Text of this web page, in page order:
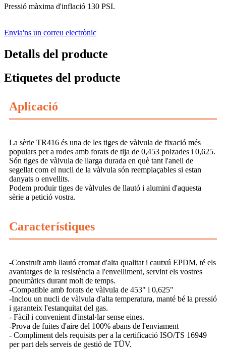
Pressió màxima d'inflació 130 PSI.
Envia'ns un correu electrònic
Detalls del producte
Etiquetes del producte
Aplicació
La sèrie TR416 és una de les tiges de vàlvula de fixació més
populars per a rodes amb forats de tija de 0,453 polzades i 0,625.
Són tiges de vàlvula de llarga durada en què tant l'anell de
segellat com el nucli de la vàlvula són reemplaçables si estan
danyats o envellits.
Podem produir tiges de vàlvules de llautó i alumini d'aquesta
sèrie a petició vostra.
Característiques
-Construït amb llautó cromat d'alta qualitat i cautxú EPDM, té els
avantatges de la resistència a l'envelliment, servint els vostres
pneumàtics durant molt de temps.
-Compatible amb forats de vàlvula de 453" i 0,625"
-Inclou un nucli de vàlvula d'alta temperatura, manté bé la pressió
i garanteix l'estanquitat del gas.
- Fàcil i convenient d'instal·lar sense eines.
-Prova de fuites d'aire del 100% abans de l'enviament
- Compliment dels requisits per a la certificació ISO/TS 16949
per part dels serveis de gestió de TÜV.